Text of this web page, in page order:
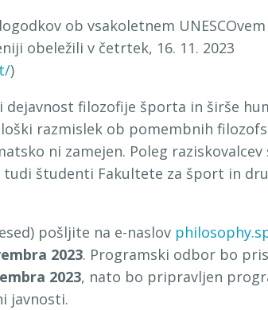
ob vsakoletnem
obeležili v četrtek, 16. 11. 2023
)
dejavnost filozofije športa in širše
razmislek ob pomembnih
ni zamejen. Poleg raziskovalcev
študenti Fakultete za šport in
pošljite na e-naslov
2023. Programski odbor bo
2023, nato bo pripravljen
javnosti.